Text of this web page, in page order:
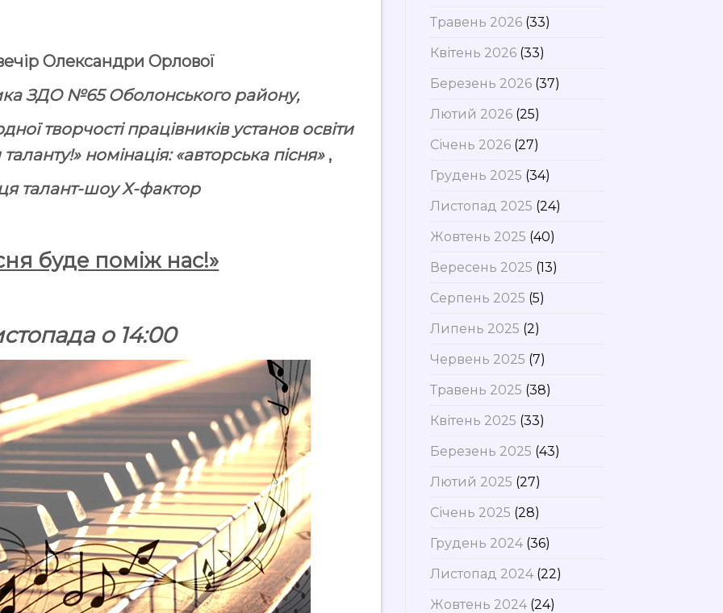
Олександри Орлової
ЗДО №65 Оболонського району,
творчості працівників установ освіти
номінація: «авторська пісня»,
талант-шоу Х-фактор
буде поміж нас!»
о 14:00
Травень 2026(33)
Квітень 2026(33)
Березень 2026(37)
Лютий 2026(25)
Січень 2026(27)
Грудень 2025 (34)
Листопад 2025 (24)
Жовтень 2025 (40)
Вересень 2025 (13)
Серпень 2025 (5)
Липень 2025 (2)
Червень 2025 (7)
Травень 2025 (38)
Квітень 2025 (33)
Березень 2025 (43)
Лютий 2025 (27)
Січень 2025 (28)
Грудень 2024(36)
Листопад 2024(22)
Жовтень 2024(24)